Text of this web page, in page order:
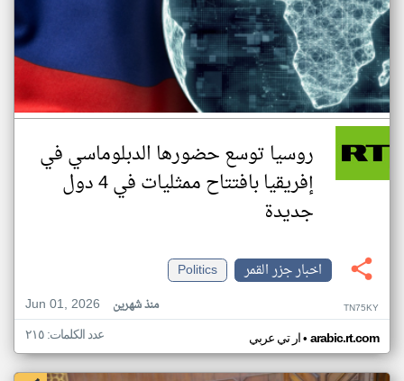
روسيا توسع حضورها الدبلوماسي في
إفريقيا بافتتاح ممثليات في 4 دول
جديدة
اخبار جزر القمر
Politics
Jun 01, 2026
منذ شهرين TN75KY
ار تي عربي• arabic.rt.com عدد الكلمات: ٢١٥